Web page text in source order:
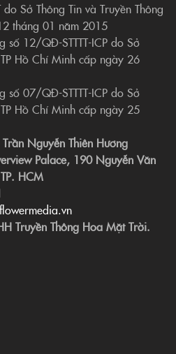
Sở Thông Tin và Truyền Thông
tháng 01 năm 2015
số 12/QĐ-STTTT-ICP do Sở
Hồ Chí Minh cấp ngày 26
số 07/QĐ-STTTT-ICP do Sở
Hồ Chí Minh cấp ngày 25
Trần Nguyễn Thiên Hương
Palace, 190 Nguyễn Văn
HCM
Truyền Thông Hoa Mặt Trời.